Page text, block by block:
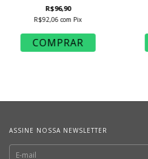
R$96,90
R$92,06com Pix
ASSINE NOSSA NEWSLETTER